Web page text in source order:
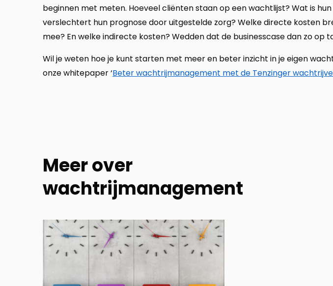
beginnen met meten. Hoeveel cliënten staan op een wachtlijst? Wat is hun
verslechtert hun prognose door uitgestelde zorg? Welke directe kosten
mee? En welke indirecte kosten? Wedden dat de businesscase dan zo op
Wil je weten hoe je kunt starten met meer en beter inzicht in je eigen
onze whitepaper ‘Beter wachtrijmanagement met de Tenzinger
Meer over
wachtrijmanagement